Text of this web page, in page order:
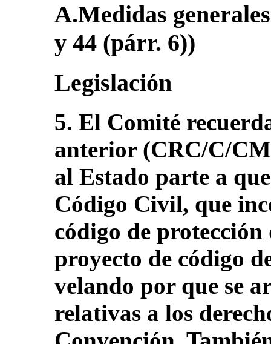
A.Medidas
y 44 (párr. 6))
Legislación
5. El Comité
anterior (CRC/C/
al Estado parte a
Código Civil, que
código de
proyecto de código
velando por que se
relativas a los